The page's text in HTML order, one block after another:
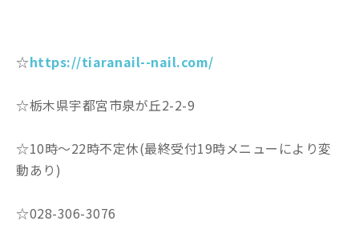
☆https://tiaranail--nail.com/
☆栃木県宇都宮市泉が丘2-2-9
☆10時〜22時不定休(最終受付19時メニューにより変
動あり)
☆028-306-3076